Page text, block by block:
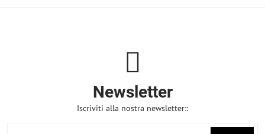
Newsletter
Iscriviti alla nostra newsletter::